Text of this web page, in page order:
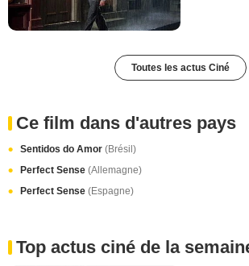
Toutes les actus Ciné
Ce film dans d'autres pays
Sentidos do Amor (Brésil)
Perfect Sense (Allemagne)
Perfect Sense (Espagne)
Top actus ciné de la